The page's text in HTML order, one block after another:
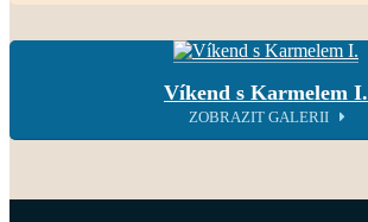
Víkend s Karmelem I.
ZOBRAZIT GALERII